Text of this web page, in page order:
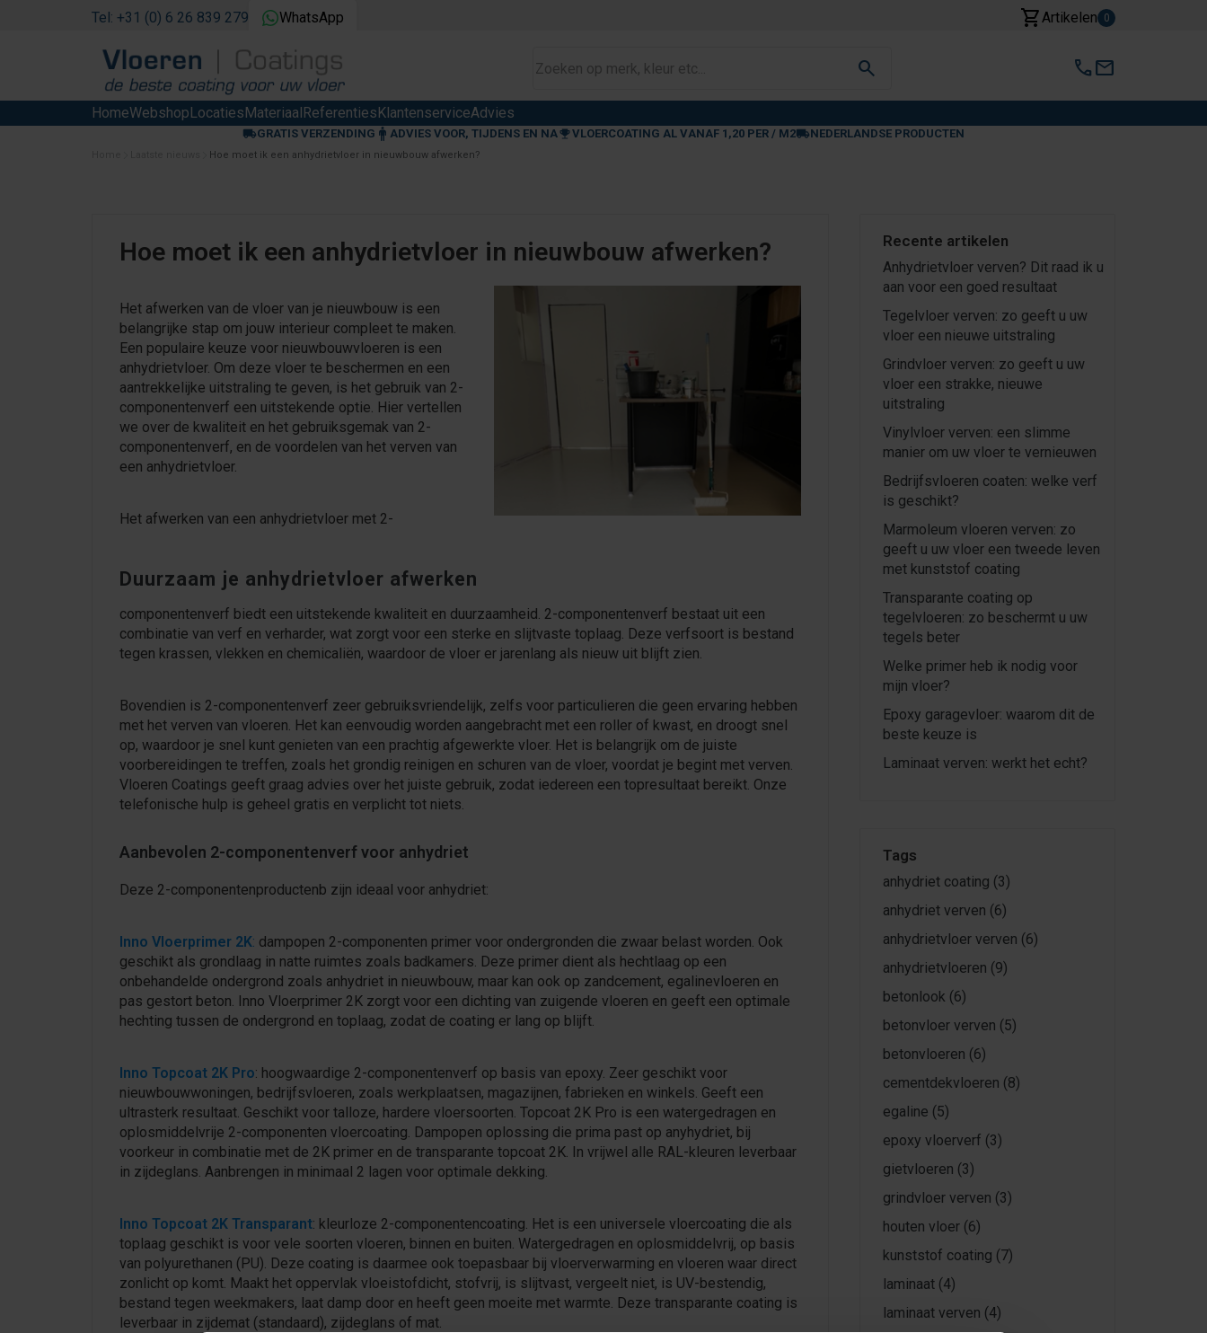
Tel: +31 (0) 6 26 839 279 WhatsApp shopping_cartArtikelen 0
search callmail
HomeWebshopLocatiesMateriaalReferentiesKlantenserviceAdvies
GRATIS VERZENDING ADVIES VOOR, TIJDENS EN NA VLOERCOATING AL VANAF 1,20 PER / M2 NEDERLANDSE PRODUCTEN
Hoe moet ik een anhydrietvloer in nieuwbouw afwerken?
Hoe moet ik een anhydrietvloer in nieuwbouw afwerken?
Het afwerken van de vloer van je nieuwbouw is een
belangrijke stap om jouw interieur compleet te maken.
Een populaire keuze voor nieuwbouwvloeren is een
anhydrietvloer. Om deze vloer te beschermen en een
aantrekkelijke uitstraling te geven, is het gebruik van 2-
componentenverf een uitstekende optie. Hier vertellen
we over de kwaliteit en het gebruiksgemak van 2-
componentenverf, en de voordelen van het verven van
een anhydrietvloer.
Duurzaam je anhydrietvloer afwerken
Het afwerken van een anhydrietvloer met 2-
componentenverf biedt een uitstekende kwaliteit en duurzaamheid. 2-componentenverf bestaat uit een
combinatie van verf en verharder, wat zorgt voor een sterke en slijtvaste toplaag. Deze verfsoort is bestand
tegen krassen, vlekken en chemicaliën, waardoor de vloer er jarenlang als nieuw uit blijft zien.
Bovendien is 2-componentenverf zeer gebruiksvriendelijk, zelfs voor particulieren die geen ervaring hebben
met het verven van vloeren. Het kan eenvoudig worden aangebracht met een roller of kwast, en droogt snel
op, waardoor je snel kunt genieten van een prachtig afgewerkte vloer. Het is belangrijk om de juiste
voorbereidingen te treffen, zoals het grondig reinigen en schuren van de vloer, voordat je begint met verven.
Vloeren Coatings geeft graag advies over het juiste gebruik, zodat iedereen een topresultaat bereikt. Onze
telefonische hulp is geheel gratis en verplicht tot niets.
Aanbevolen 2-componentenverf voor anhydriet
Deze 2-componentenproductenb zijn ideaal voor anhydriet:
Inno Vloerprimer 2K: dampopen 2-componenten primer voor ondergronden die zwaar belast worden. Ook
geschikt als grondlaag in natte ruimtes zoals badkamers. Deze primer dient als hechtlaag op een
onbehandelde ondergrond zoals anhydriet in nieuwbouw, maar kan ook op zandcement, egalinevloeren en
pas gestort beton. Inno Vloerprimer 2K zorgt voor een dichting van zuigende vloeren en geeft een optimale
hechting tussen de ondergrond en toplaag, zodat de coating er lang op blijft.
Inno Topcoat 2K Pro: hoogwaardige 2-componentenverf op basis van epoxy. Zeer geschikt voor
nieuwbouwwoningen, bedrijfsvloeren, zoals werkplaatsen, magazijnen, fabrieken en winkels. Geeft een
ultrasterk resultaat. Geschikt voor talloze, hardere vloersoorten. Topcoat 2K Pro is een watergedragen en
oplosmiddelvrije 2-componenten vloercoating. Dampopen oplossing die prima past op anyhydriet, bij
voorkeur in combinatie met de 2K primer en de transparante topcoat 2K. In vrijwel alle RAL-kleuren leverbaar
in zijdeglans. Aanbrengen in minimaal 2 lagen voor optimale dekking.
Inno Topcoat 2K Transparant: kleurloze 2-componentencoating. Het is een universele vloercoating die als
toplaag geschikt is voor vele soorten vloeren, binnen en buiten. Watergedragen en oplosmiddelvrij, op basis
van polyurethanen (PU). Deze coating is daarmee ook toepasbaar bij vloerverwarming en vloeren waar direct
zonlicht op komt. Maakt het oppervlak vloeistofdicht, stofvrij, is slijtvast, vergeelt niet, is UV-bestendig,
bestand tegen weekmakers, laat damp door en heeft geen moeite met warmte. Deze transparante coating is
leverbaar in zijdemat (standaard), zijdeglans of mat.
Recente artikelen
Anhydrietvloer verven? Dit raad ik u
aan voor een goed resultaat
Tegelvloer verven: zo geeft u uw
vloer een nieuwe uitstraling
Grindvloer verven: zo geeft u uw
vloer een strakke, nieuwe
uitstraling
Vinylvloer verven: een slimme
manier om uw vloer te vernieuwen
Bedrijfsvloeren coaten: welke verf
is geschikt?
Marmoleum vloeren verven: zo
geeft u uw vloer een tweede leven
met kunststof coating
Transparante coating op
tegelvloeren: zo beschermt u uw
tegels beter
Welke primer heb ik nodig voor
mijn vloer?
Epoxy garagevloer: waarom dit de
beste keuze is
Laminaat verven: werkt het echt?
Tags
anhydriet coating (3)
anhydriet verven (6)
anhydrietvloer verven (6)
anhydrietvloeren (9)
betonlook (6)
betonvloer verven (5)
betonvloeren (6)
cementdekvloeren (8)
egaline (5)
epoxy vloerverf (3)
gietvloeren (3)
grindvloer verven (3)
houten vloer (6)
kunststof coating (7)
laminaat (4)
laminaat verven (4)